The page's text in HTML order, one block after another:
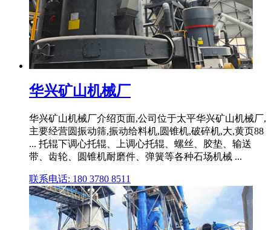
华兴矿山机械厂
华兴矿山机械厂介绍页面,公司位于太平华兴矿山机械厂,
主要经营圆振动筛,振动给料机,圆锥机,破碎机,大,黄页88
... 托辊下调心托辊、上调心托辊、螺丝、胶垫、输送
带、齿轮、圆锥机耐磨件、弹簧等各种石场机械 ...
联系电话: 180 3780 8511